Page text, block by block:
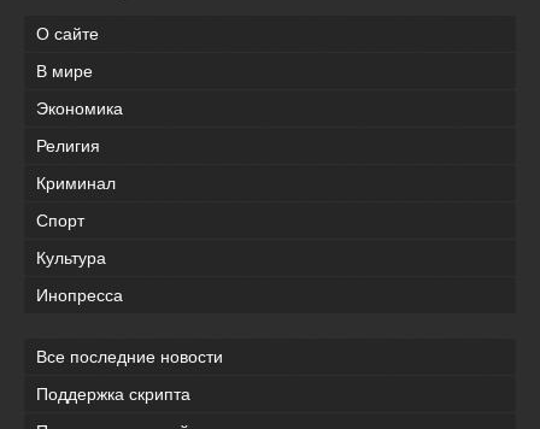
О сайте
В мире
Экономика
Религия
Криминал
Спорт
Культура
Инопресса
Все последние новости
Поддержка скрипта